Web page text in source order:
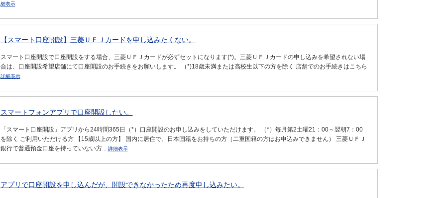
細表示
【スマート口座開設】三菱ＵＦＪカードを申し込みたくない。
スマート口座開設で口座開設をする場合、三菱ＵＦＪカードが必ずセットになります(*)。三菱ＵＦＪカードの申し込みを希望されない場
合は、口座開設希望店舗にて口座開設のお手続きをお願いします。 （*)18歳未満または高校生以下の方を除く 店舗でのお手続きはこちら
詳細表示
スマートフォンアプリで口座開設したい。
「スマート口座開設」アプリから24時間365日（*）口座開設のお申し込みをしていただけます。 （*）毎月第2土曜21：00～翌朝7：00
を除く ご利用いただける方 【15歳以上の方】 国内に居住で、日本国籍をお持ちの方（二重国籍の方はお申込みできません） 三菱ＵＦＪ
銀行で普通預金口座を持っていない方... 詳細表示
アプリで口座開設を申し込んだが、開設できなかったため再度申し込みたい。